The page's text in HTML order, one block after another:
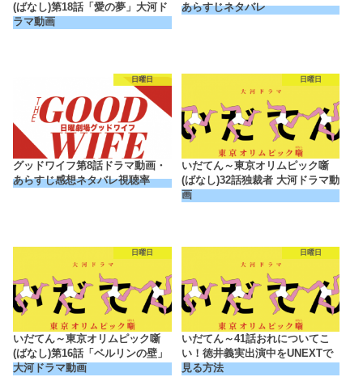
(ばなし)第18話「愛の夢」大河ド
ラマ動画
あらすじネタバレ
日曜日
グッドワイフ第8話ドラマ動画・
あらすじ感想ネタバレ視聴率
日曜日
いだてん～東京オリムピック噺
(ばなし)32話独裁者 大河ドラマ動
画
日曜日
いだてん～東京オリムピック噺
(ばなし)第16話「ベルリンの壁」
大河ドラマ動画
日曜日
いだてん～41話おれについてこ
い！徳井義実出演中をUNEXTで
見る方法